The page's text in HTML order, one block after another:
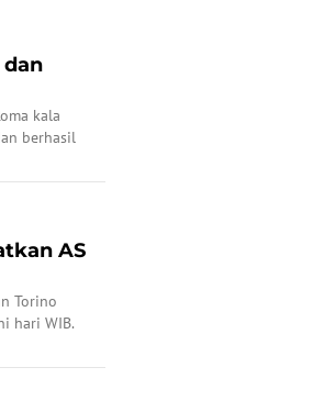
dan
kala
berhasil
AS
Torino
hari WIB.